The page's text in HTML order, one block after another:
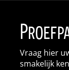
Vraag hier
smakelijk